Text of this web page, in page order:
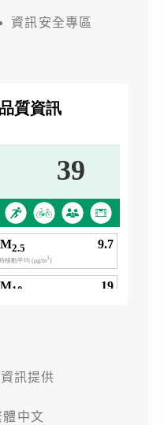
資訊安全專區
訊提供
中文